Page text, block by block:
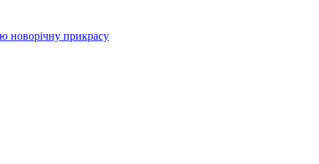
новорічну прикрасу